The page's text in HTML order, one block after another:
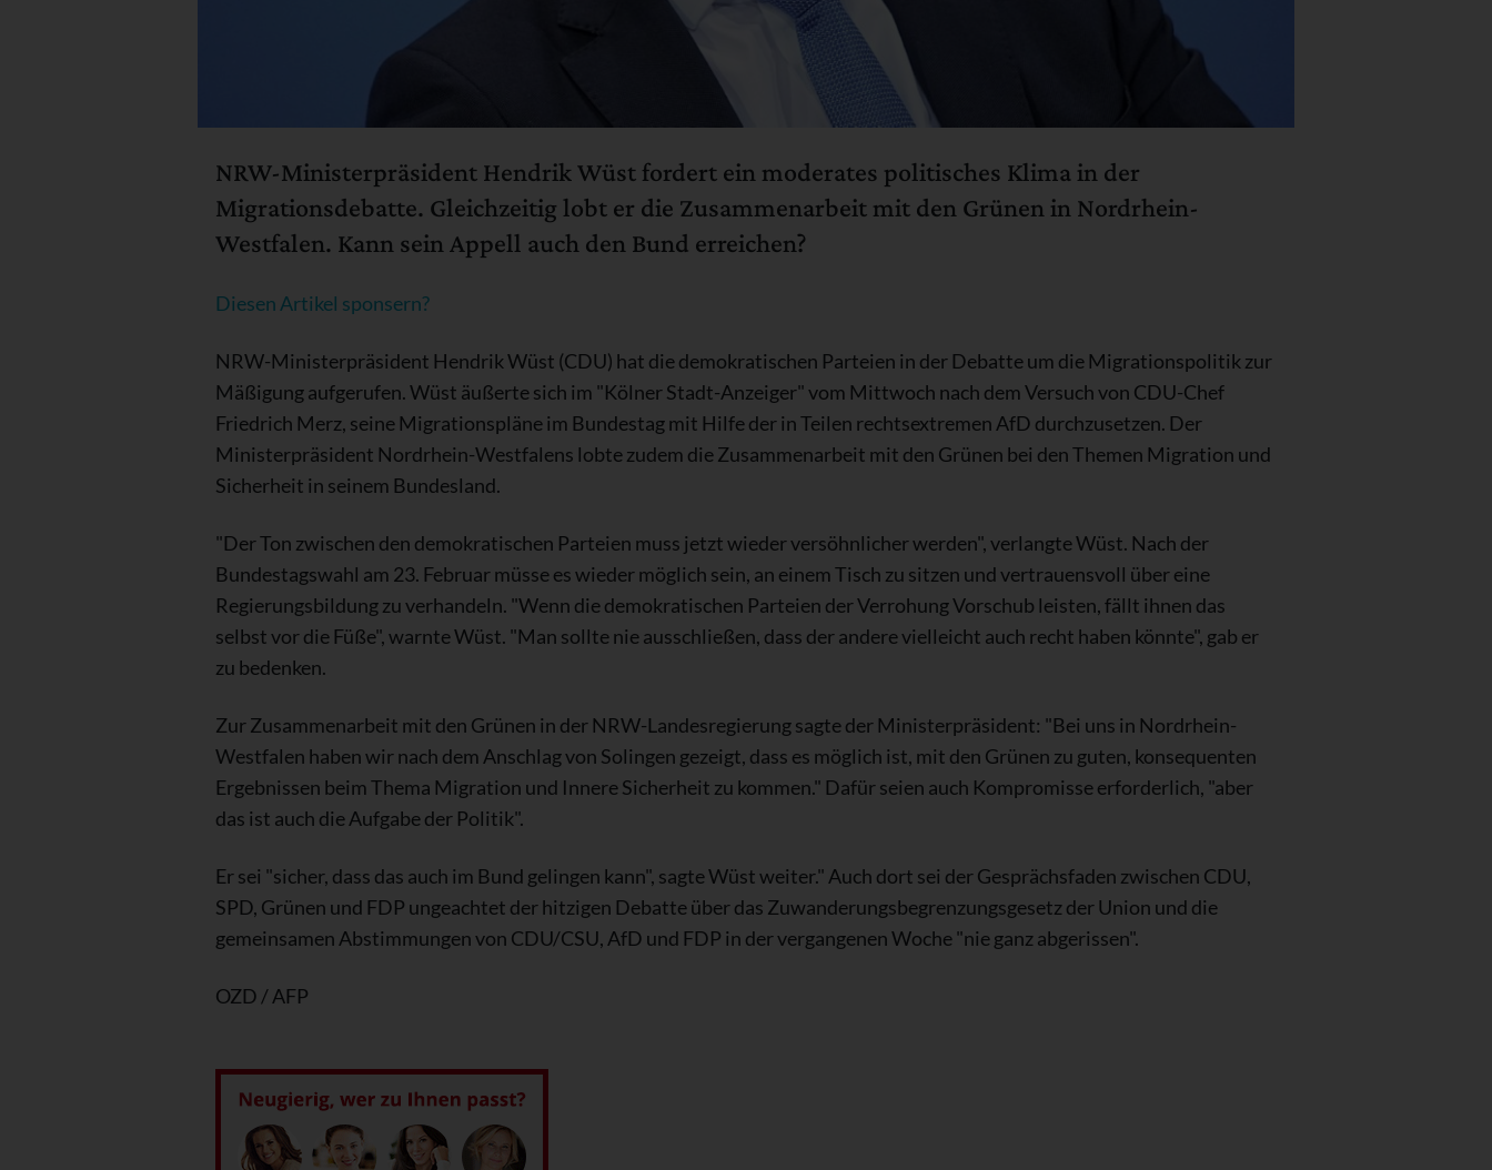
NRW-Ministerpräsident Hendrik Wüst fordert ein moderates politisches Klima in der
Migrationsdebatte. Gleichzeitig lobt er die Zusammenarbeit mit den Grünen in Nordrhein-
Westfalen. Kann sein Appell auch den Bund erreichen?
Diesen Artikel sponsern?
NRW-Ministerpräsident Hendrik Wüst (CDU) hat die demokratischen Parteien in der Debatte um die Migrationspolitik zur
Mäßigung aufgerufen. Wüst äußerte sich im "Kölner Stadt-Anzeiger" vom Mittwoch nach dem Versuch von CDU-Chef
Friedrich Merz, seine Migrationspläne im Bundestag mit Hilfe der in Teilen rechtsextremen AfD durchzusetzen. Der
Ministerpräsident Nordrhein-Westfalens lobte zudem die Zusammenarbeit mit den Grünen bei den Themen Migration und
Sicherheit in seinem Bundesland.
"Der Ton zwischen den demokratischen Parteien muss jetzt wieder versöhnlicher werden", verlangte Wüst. Nach der
Bundestagswahl am 23. Februar müsse es wieder möglich sein, an einem Tisch zu sitzen und vertrauensvoll über eine
Regierungsbildung zu verhandeln. "Wenn die demokratischen Parteien der Verrohung Vorschub leisten, fällt ihnen das
selbst vor die Füße", warnte Wüst. "Man sollte nie ausschließen, dass der andere vielleicht auch recht haben könnte", gab er
zu bedenken.
Zur Zusammenarbeit mit den Grünen in der NRW-Landesregierung sagte der Ministerpräsident: "Bei uns in Nordrhein-
Westfalen haben wir nach dem Anschlag von Solingen gezeigt, dass es möglich ist, mit den Grünen zu guten, konsequenten
Ergebnissen beim Thema Migration und Innere Sicherheit zu kommen." Dafür seien auch Kompromisse erforderlich, "aber
das ist auch die Aufgabe der Politik".
Er sei "sicher, dass das auch im Bund gelingen kann", sagte Wüst weiter." Auch dort sei der Gesprächsfaden zwischen CDU,
SPD, Grünen und FDP ungeachtet der hitzigen Debatte über das Zuwanderungsbegrenzungsgesetz der Union und die
gemeinsamen Abstimmungen von CDU/CSU, AfD und FDP in der vergangenen Woche "nie ganz abgerissen".
OZD / AFP